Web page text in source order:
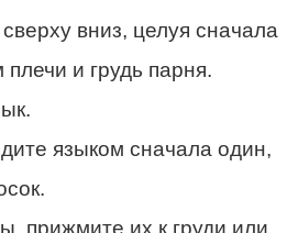
вниз, целуя сначала
и грудь парня.
языком сначала один,
прижмите их к груди или